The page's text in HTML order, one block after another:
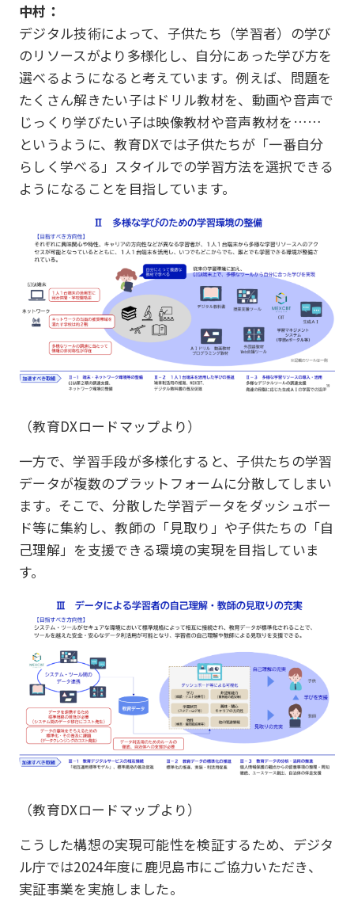
中村：
デジタル技術によって、子供たち（学習者）の学び
のリソースがより多様化し、自分にあった学び方を
選べるようになると考えています。例えば、問題を
たくさん解きたい子はドリル教材を、動画や音声で
じっくり学びたい子は映像教材や音声教材を……
というように、教育DXでは子供たちが「一番自分
らしく学べる」スタイルでの学習方法を選択できる
ようになることを目指しています。
（教育DXロードマップより）
一方で、学習手段が多様化すると、子供たちの学習
データが複数のプラットフォームに分散してしまい
ます。そこで、分散した学習データをダッシュボー
ド等に集約し、教師の「見取り」や子供たちの「自
己理解」を支援できる環境の実現を目指していま
す。
（教育DXロードマップより）
こうした構想の実現可能性を検証するため、デジタ
ル庁では2024年度に鹿児島市にご協力いただき、
実証事業を実施しました。